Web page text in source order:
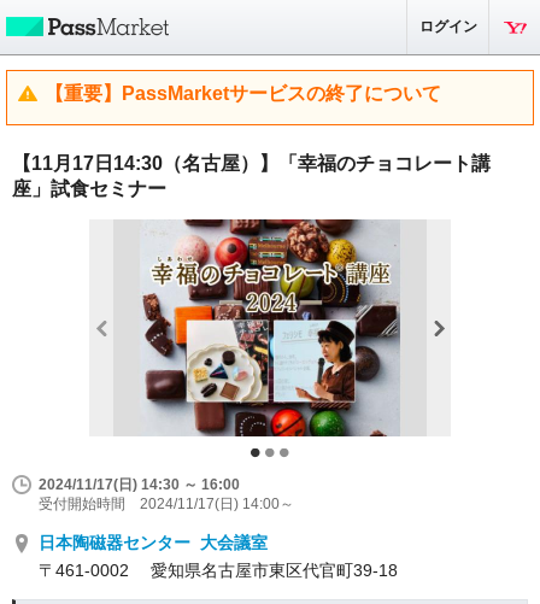
ログイン
【重要】PassMarketサービスの終了について
【11月17日14:30（名古屋）】「幸福のチョコレート講
座」試食セミナー
2024/11/17(日) 14:30 ～ 16:00
受付開始時間 2024/11/17(日) 14:00～
日本陶磁器センター 大会議室
〒461-0002 愛知県名古屋市東区代官町39-18